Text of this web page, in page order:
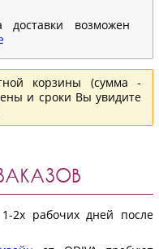
возможен
корзины (сумма -
и сроки Вы увидите
2х рабочих дней после